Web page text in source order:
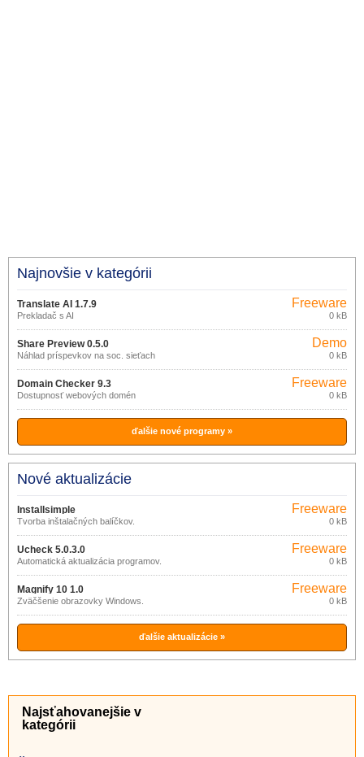
Najnovšie v kategórii
Translate AI 1.7.9
Prekladač s AI
Freeware
0 kB
Share Preview 0.5.0
Náhlad príspevkov na soc. sieťach
Demo
0 kB
Domain Checker 9.3
Dostupnosť webových domén
Freeware
0 kB
ďalšie nové programy »
Nové aktualizácie
Installsimple
Tvorba inštalačných balíčkov.
Freeware
0 kB
Ucheck 5.0.3.0
Automatická aktualizácia programov.
Freeware
0 kB
Magnify 10 1.0
Zväčšenie obrazovky Windows.
Freeware
0 kB
ďalšie aktualizácie »
Najsťahovanejšie v
kategórii